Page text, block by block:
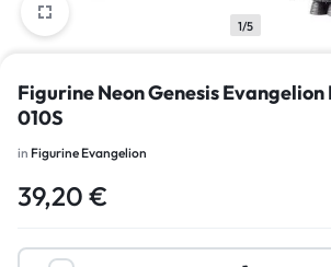
1/5
Figurine Neon Genesis
010S
in Figurine Evangelion
39,20 €